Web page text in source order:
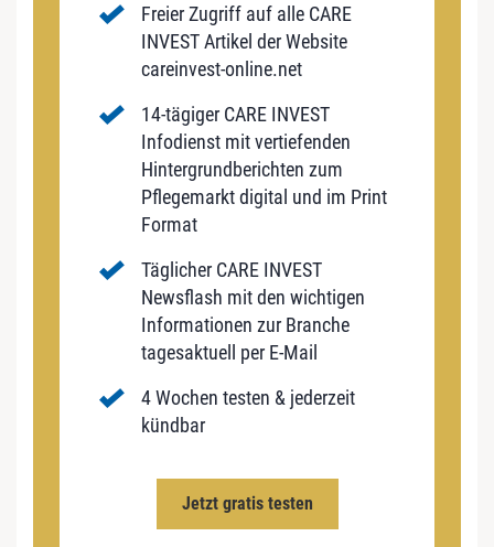
Freier Zugriff auf alle CARE
INVEST Artikel der Website
careinvest-online.net
14-tägiger CARE INVEST
Infodienst mit vertiefenden
Hintergrundberichten zum
Pflegemarkt digital und im Print
Format
Täglicher CARE INVEST
Newsflash mit den wichtigen
Informationen zur Branche
tagesaktuell per E-Mail
4 Wochen testen & jederzeit
kündbar
Jetzt gratis testen